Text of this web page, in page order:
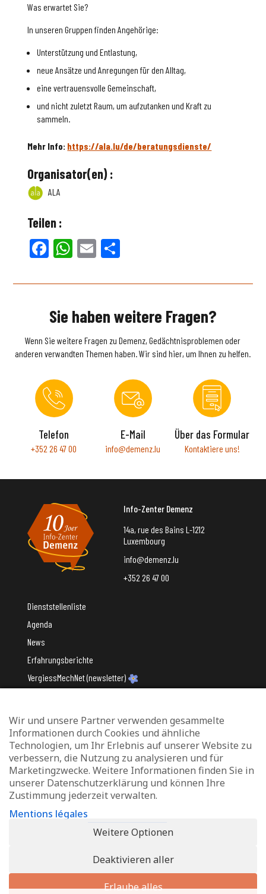
Was erwartet Sie?
In unseren Gruppen finden Angehörige:
Unterstützung und Entlastung,
neue Ansätze und Anregungen für den Alltag,
eine vertrauensvolle Gemeinschaft,
und nicht zuletzt Raum, um aufzutanken und Kraft zu
sammeln.
Mehr Info: https://ala.lu/de/beratungsdienste/
Organisator(en) :
ALA
Teilen :
Facebook
WhatsApp
Email
Sie haben weitere Fragen?
Wenn Sie weitere Fragen zu Demenz, Gedächtnisproblemen oder
anderen verwandten Themen haben. Wir sind hier, um Ihnen zu helfen.
Telefon
+352 26 47 00
E-Mail
info@demenz.lu
Über das Formular
Kontaktiere uns!
Info-Zenter Demenz
14a, rue des Bains L-1212
Luxembourg
info@demenz.lu
+352 26 47 00
Dienststellenliste
Agenda
News
Erfahrungsberichte
VergiessMechNet (newsletter)
Mit Unterstützung des
Datenschutz und Verwaltung von Cookies
Rechtliche Hinweise
Erklärung zur Barrierefreiheit
Wir und unsere Partner verwenden gesammelte
Informationen durch Cookies und ähnliche
Technologien, um Ihr Erlebnis auf unserer Website zu
verbessern, die Nutzung zu analysieren und für
Marketingzwecke. Weitere Informationen finden Sie in
unserer Datenschutzerklärung und können Ihre
Zustimmung jederzeit verwalten.
Mentions légales
Weitere Optionen
Deaktivieren aller
Erlaube alles